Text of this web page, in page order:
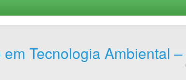
Tecnologia Ambiental –